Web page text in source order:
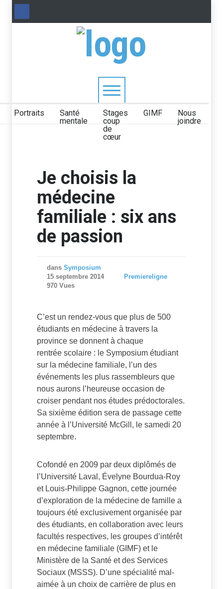
Portraits
Santé
mentale
Stages
coup
de
cœur
GIMF
Nous
joindre
Je choisis la
médecine
familiale : six ans
de passion
dans Symposium
15 septembre 2014
Premiereligne
970 Vues
C’est un rendez-vous que plus de 500
étudiants en médecine à travers la
province se donnent à chaque
rentrée scolaire : le Symposium étudiant
sur la médecine familiale, l’un des
événements les plus rassembleurs que
nous aurons l’heureuse occasion de
croiser pendant nos études prédoctorales.
Sa sixième édition sera de passage cette
année à l’Université McGill, le samedi 20
septembre.
Cofondé en 2009 par deux diplômés de
l’Université Laval, Évelyne Bourdua-Roy
et Louis-Philippe Gagnon, cette journée
d’exploration de la médecine de famille a
toujours été exclusivement organisée par
des étudiants, en collaboration avec leurs
facultés respectives, les groupes d’intérêt
en médecine familiale (GIMF) et le
Ministère de la Santé et des Services
Sociaux (MSSS). D’une spécialité mal-
aimée à un choix de carrière de plus en